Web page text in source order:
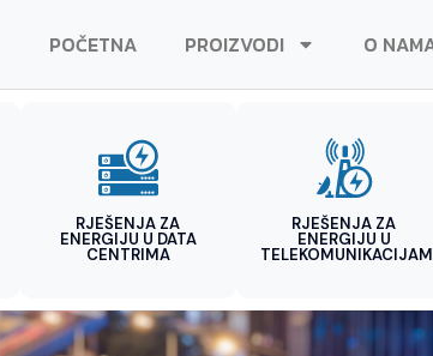
POČETNA PROIZVODI O
RJEŠENJA ZA
ENERGIJU U DATA
CENTRIMA
RJEŠENJA ZA
ENERGIJU U